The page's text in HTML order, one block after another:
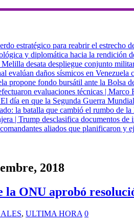
estratégico para reabrir el estrecho
y diplomática hacia la rendición
desata despliegue conjunto
evalúan daños sísmicos en
propone fondo bursátil ante la Bolsa
evaluaciones técnicas |
día en que la Segunda Guerra
la batalla que cambió el rumbo de
| Trump desclasifica documentos
aliados que planificaron y
2018
la ONU aprobó
, ULTIMA HORA 0